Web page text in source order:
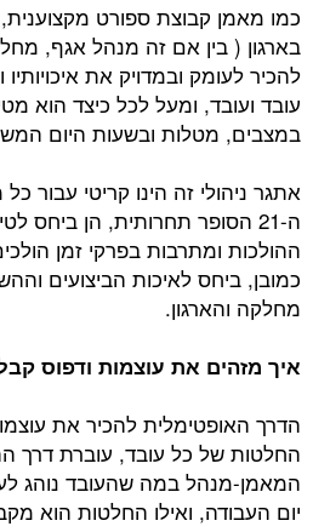
כמו מאמן קבוצת ספורט
בארגון ( בין אם זה מנהל אגף,
להכיר לעומק ובמדויק את איכויותיו
עובד ועובד, ומעל לכל כיצד הוא
במצבים, מטלות ובשעות היום
אתגר ניהולי זה הינו קריטי עבור
ה-21 הסופר תחרותית, הן ביחס
ההולכות ומתרבות בפרקי זמן
כמובן, ביחס לאיכות הביצועים
מחלקה והארגון.
איך מזהים את עוצמות ודפוס
הדרך האופטימלית להכיר את
החלטות של כל עובד, עוברת דרך
המאמן-מנהל במה שהעובד נוהג
יום העבודה, ואילו החלטות הוא